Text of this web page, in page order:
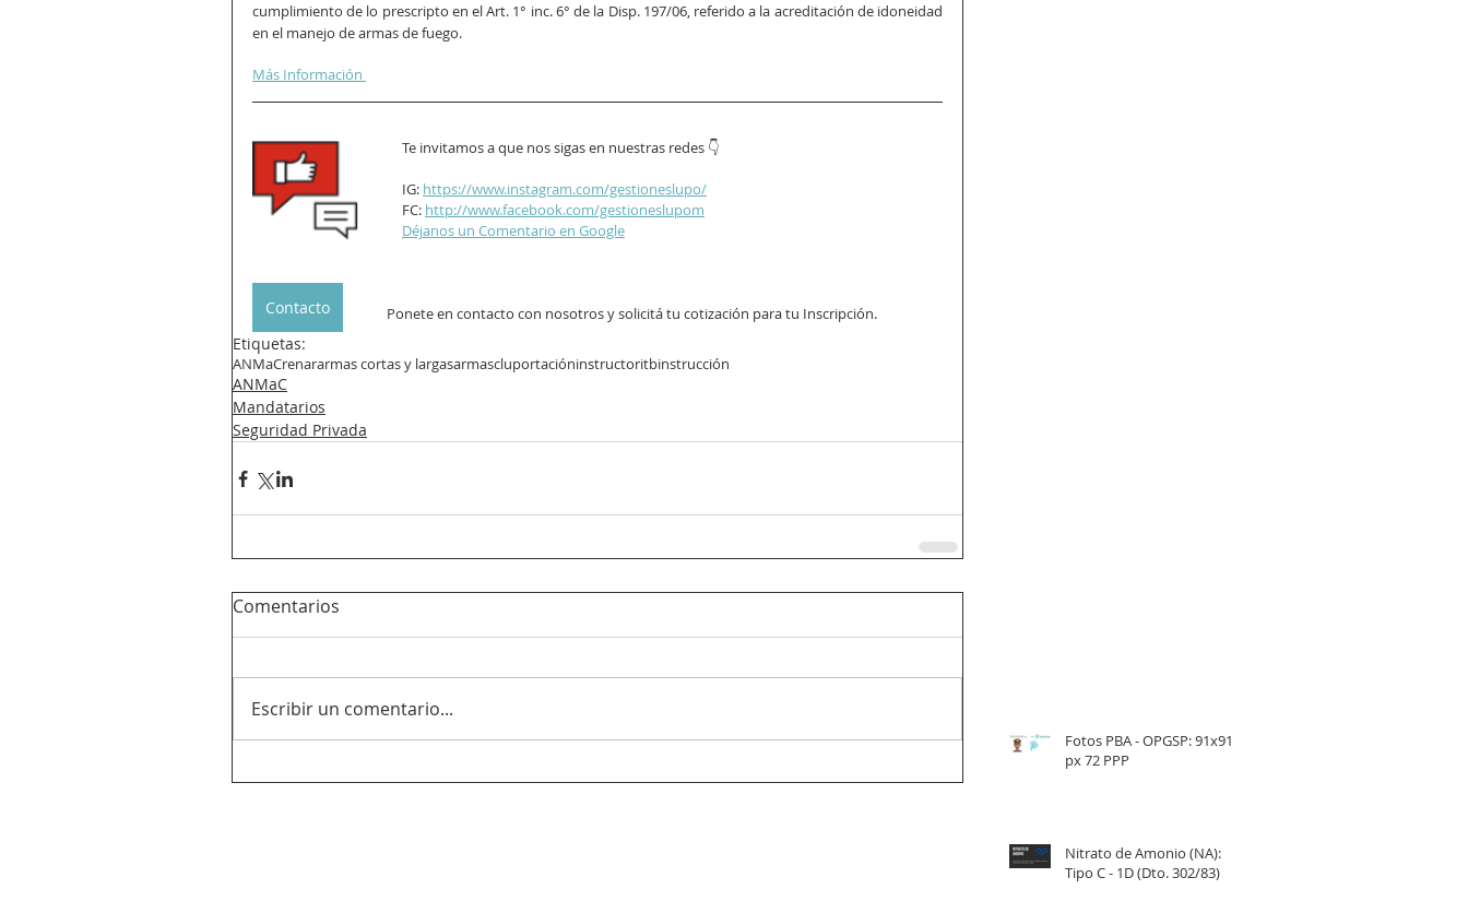
cumplimiento de lo prescripto en el Art. 1° inc. 6° de la Disp. 197/06, referido a la acreditación de idoneidad
en el manejo de armas de fuego.
Más Información
Te invitamos a que nos sigas en nuestras redes 👇
IG: https://www.instagram.com/gestioneslupo/
FC: http://www.facebook.com/gestioneslupom
Déjanos un Comentario en Google
Contacto Ponete en contacto con nosotros y solicitá tu cotización para tu Inscripción.
Etiquetas:
ANMaCrenararmas cortas y largasarmascluportacióninstructoritbinstrucción
ANMaC
Mandatarios
Seguridad Privada
Comentarios
Escribir un comentario...
Fotos PBA - OPGSP: 91x91
px 72 PPP
Nitrato de Amonio (NA):
Tipo C - 1D (Dto. 302/83)